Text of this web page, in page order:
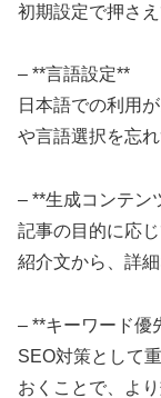
初期設定で押さ
– **言語設定**
日本語での利用
や言語選択を忘
– **生成コンテン
記事の目的に応
紹介文から、詳
– **キーワード優
SEO対策として
おくことで、よ